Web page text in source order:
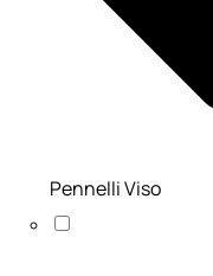
Pennelli Viso